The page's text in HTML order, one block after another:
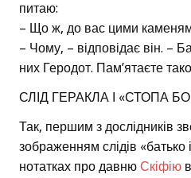
питаю:
– Що ж, до вас цими
– Чому, – відповідає він. –
них Геродот. Пам’ятаєте
СЛІД ГЕРАКЛА І «СТОПА
Так, першим з дослідників
зображенням слідів «батько
нотатках про давню Скіфію